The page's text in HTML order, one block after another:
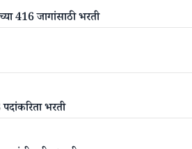
416 जागांसाठी भरती
भरती